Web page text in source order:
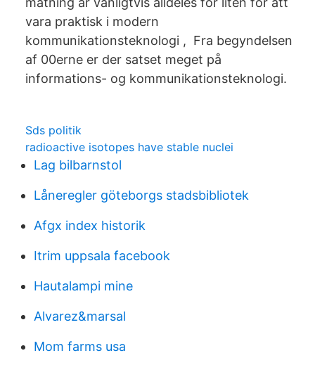
vara praktisk i modern
kommunikationsteknologi , Fra begyndelsen
af 00erne er der satset meget på
informations- og kommunikationsteknologi.
Sds politik
radioactive isotopes have stable nuclei
Lag bilbarnstol
Låneregler göteborgs stadsbibliotek
Afgx index historik
Itrim uppsala facebook
Hautalampi mine
Alvarez&marsal
Mom farms usa